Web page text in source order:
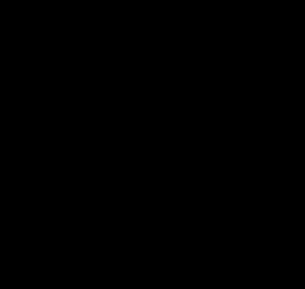
de Aplicativos
da OCI